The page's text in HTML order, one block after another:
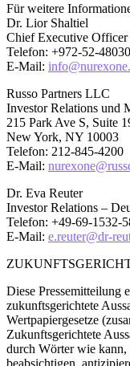
Für weitere
Dr. Lior Shaltiel
Chief Executive
Telefon: +972-52-
E-Mail:
Russo Partners LLC
Investor Relations und
215 Park Ave S, Suite
New York, NY 10003
Telefon: 212-845-4200
E-Mail:
Dr. Eva Reuter
Investor Relations –
Telefon: +49-69-1532-
E-Mail: e.reuter@dr-
Diese Pressemitteilung
zukunftsgerichtete
Wertpapiergesetze
Zukunftsgerichtete
durch Wörter wie
beabsichtigen,